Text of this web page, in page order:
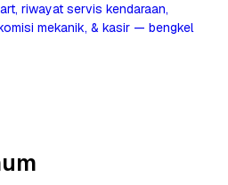
riwayat servis kendaraan,
mekanik, & kasir — bengkel